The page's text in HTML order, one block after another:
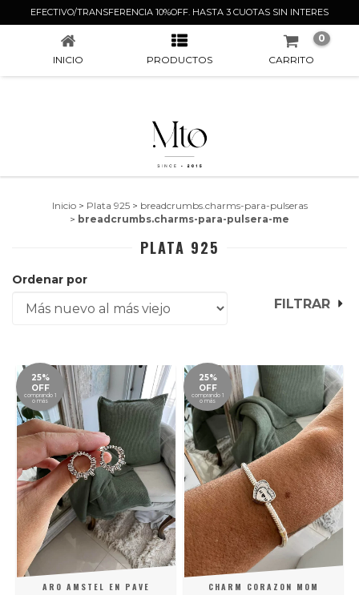
EFECTIVO/TRANSFERENCIA 10%OFF. HASTA 3 CUOTAS SIN INTERES
PLATA 925
INICIO PRODUCTOS CARRITO
0
Inicio > Plata 925 > breadcrumbs.charms-para-pulseras
> breadcrumbs.charms-para-pulsera-me
PLATA 925
Ordenar por
FILTRAR
25%
OFF
comprando 1
o más
ARO AMSTEL EN PAVE
25%
OFF
comprando 1
o más
CHARM CORAZON MOM